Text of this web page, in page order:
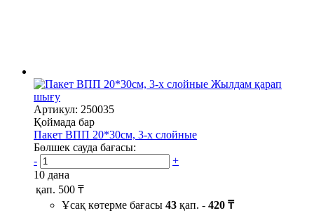
Жылдам қарап
шығу
Артикул: 250035
Қоймада бар
Пакет ВПП 20*30см, 3-х слойные
Бөлшек сауда бағасы:
-
+
10 дана
қап. 500 ₸
Ұсақ көтерме бағасы 43 қап. - 420 ₸